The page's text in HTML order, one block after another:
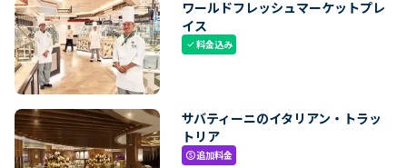
ワールドフレッシュマーケットプレ
イス
check料金込み
サバティーニのイタリアン・トラッ
トリア
paid追加料金